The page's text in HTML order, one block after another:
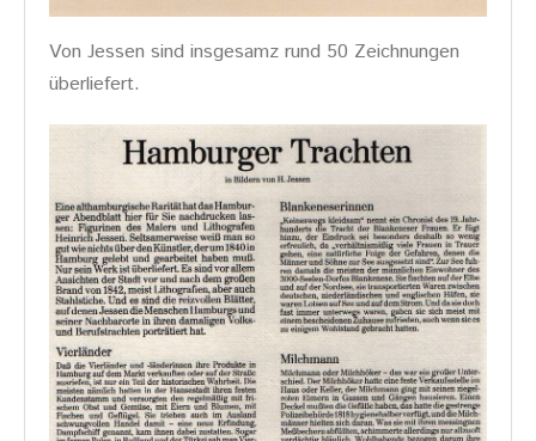
Von Jessen sind insgesamz rund 50 Zeichnungen
überliefert.